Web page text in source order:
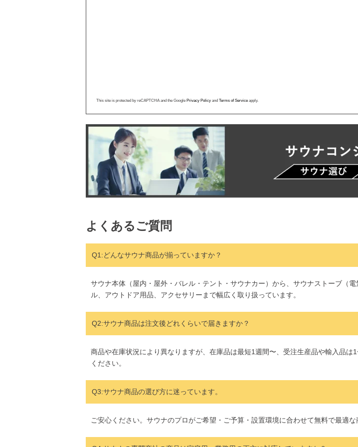
This site is protected by reCAPTCHA and the Google Privacy Policy and Terms of Service apply.
よくあるご質問
Q1:どんなサウナ商品が揃っていますか？
サウナ本体（屋内・屋外・バレル・テント・サウナカー）から、サウナストーブ（
ル、アウトドア用品、アクセサリーまで幅広く取り扱っています。
Q2:サウナ商品は注文後どれくらいで届きますか？
商品や在庫状況により異なりますが、在庫品は最短1週間〜、受注生産品や輸入品
ください。
Q3:サウナ商品の選び方に迷っています。
ご安心ください。サウナのプロがご希望・ご予算・設置環境に合わせて無料で最適